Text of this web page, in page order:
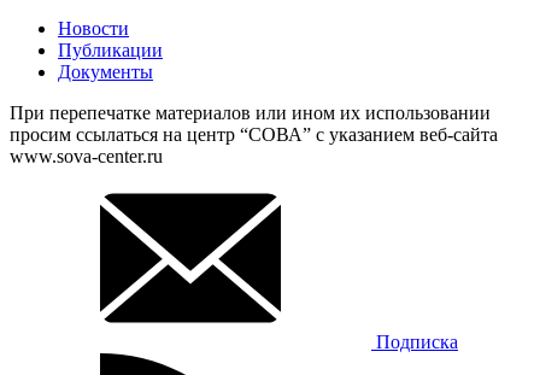
Новости
Публикации
Документы
При перепечатке материалов или ином их использовании
просим ссылаться на центр “СОВА” с указанием веб-сайта
www.sova-center.ru
Подписка